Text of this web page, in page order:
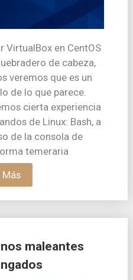
VirtualBox en CentOS
de cabeza,
veremos que es un
de lo que parece.
cierta experiencia
de Linux: Bash, a
de la consola de
temeraria
Más
maleantes